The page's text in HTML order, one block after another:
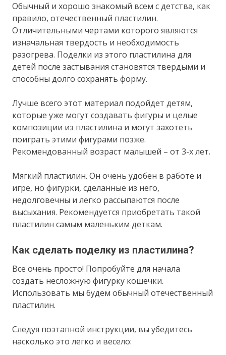
Обычный и хорошо знакомый всем с детства, как
правило, отечественный пластилин.
Отличительными чертами которого являются
изначальная твердость и необходимость
разогрева. Поделки из этого пластилина для
детей после застывания становятся твердыми и
способны долго сохранять форму.
Лучше всего этот материал подойдет детям,
которые уже могут создавать фигуры и целые
композиции из пластилина и могут захотеть
поиграть этими фигурами позже.
Рекомендованный возраст малышей – от 3-х лет.
Мягкий пластилин. Он очень удобен в работе и
игре, но фигурки, сделанные из него,
недолговечны и легко рассыпаются после
высыхания. Рекомендуется приобретать такой
пластилин самым маленьким деткам.
Как сделать поделку из пластилина?
Все очень просто! Попробуйте для начала
создать несложную фигурку кошечки.
Использовать мы будем обычный отечественный
пластилин.
Следуя поэтапной инструкции, вы убедитесь
насколько это легко и весело: